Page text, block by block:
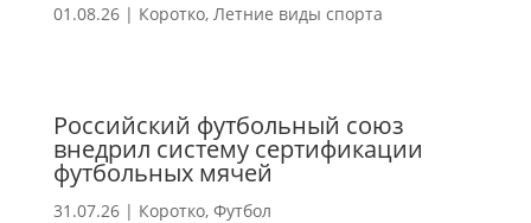
01.08.26| Коротко, Летние виды спорта
Российский футбольный союз
внедрил систему сертификации
футбольных мячей
31.07.26| Коротко, Футбол